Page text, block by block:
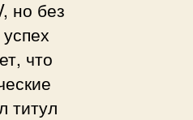
но без
что
титул